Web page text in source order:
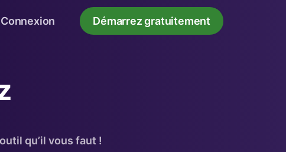
Connexion Démarrez gratuitement
qu’il vous faut !